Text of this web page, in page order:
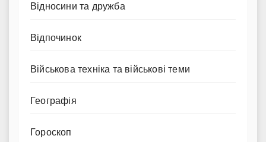
Відносини та дружба
Відпочинок
Військова техніка та військові теми
Географія
Гороскоп